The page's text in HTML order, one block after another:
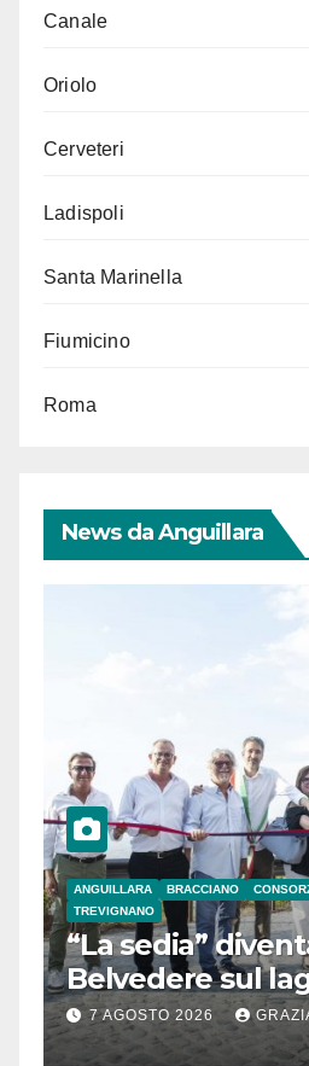
Canale
Oriolo
Cerveteri
Ladispoli
Santa Marinella
Fiumicino
Roma
News da Anguillara
ANGUILLARA BRACCIANO
TREVIGNANO
“La sedia”
Belvedere sul
Bracciano: ieri
l’inaugurazione
7 AGOSTO 2026